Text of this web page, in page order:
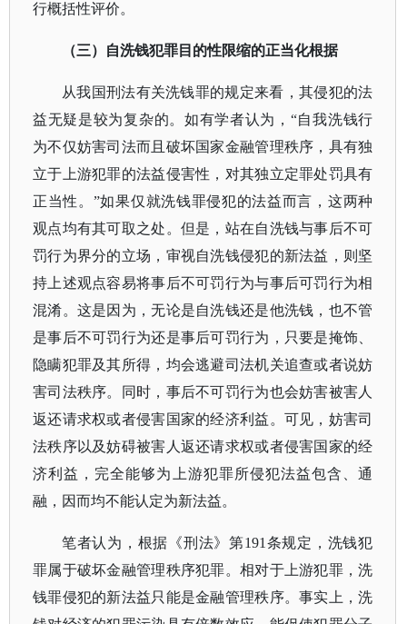
行概括性评价。
（三）自洗钱犯罪目的性限缩的正当化根据
从我国刑法有关洗钱罪的规定来看，其侵犯的法
益无疑是较为复杂的。如有学者认为， “自我洗钱行
为不仅妨害司法而且破坏国家金融管理秩序，具有独
立于上游犯罪的法益侵害性，对其独立定罪处罚具有
正当性。”如果仅就洗钱罪侵犯的法益而言，这两种
观点均有其可取之处。但是，站在自洗钱与事后不可
罚行为界分的立场，审视自洗钱侵犯的新法益，则坚
持上述观点容易将事后不可罚行为与事后可罚行为相
混淆。这是因为，无论是自洗钱还是他洗钱，也不管
是事后不可罚行为还是事后可罚行为，只要是掩饰、
隐瞒犯罪及其所得，均会逃避司法机关追查或者说妨
害司法秩序。同时，事后不可罚行为也会妨害被害人
返还请求权或者侵害国家的经济利益。可见，妨害司
法秩序以及妨碍被害人返还请求权或者侵害国家的经
济利益，完全能够为上游犯罪所侵犯法益包含、通
融，因而均不能认定为新法益。
笔者认为，根据《刑法》第191条规定，洗钱犯
罪属于破坏金融管理秩序犯罪。相对于上游犯罪，洗
钱罪侵犯的新法益只能是金融管理秩序。事实上，洗